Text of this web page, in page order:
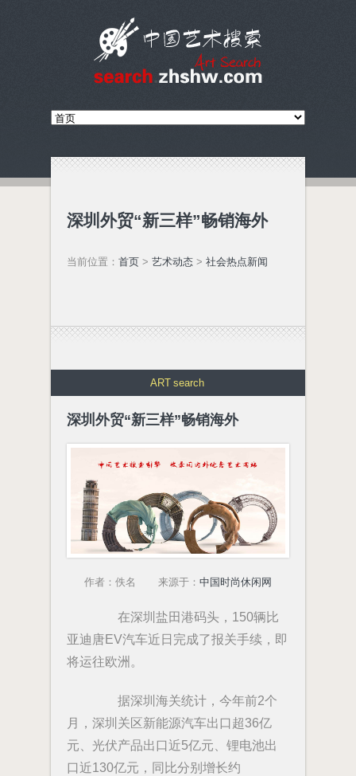
深圳外贸“新三样”畅销海外
当前位置： 首页 > 艺术动态 > 社会热点新闻
ART search
深圳外贸“新三样”畅销海外
作者：佚名 来源于： 中国时尚休闲网
在深圳盐田港码头，150辆比
亚迪唐EV汽车近日完成了报关手续，即
将运往欧洲。
据深圳海关统计，今年前2个
月，深圳关区新能源汽车出口超36亿
元、光伏产品出口近5亿元、锂电池出
口近130亿元，同比分别增长约